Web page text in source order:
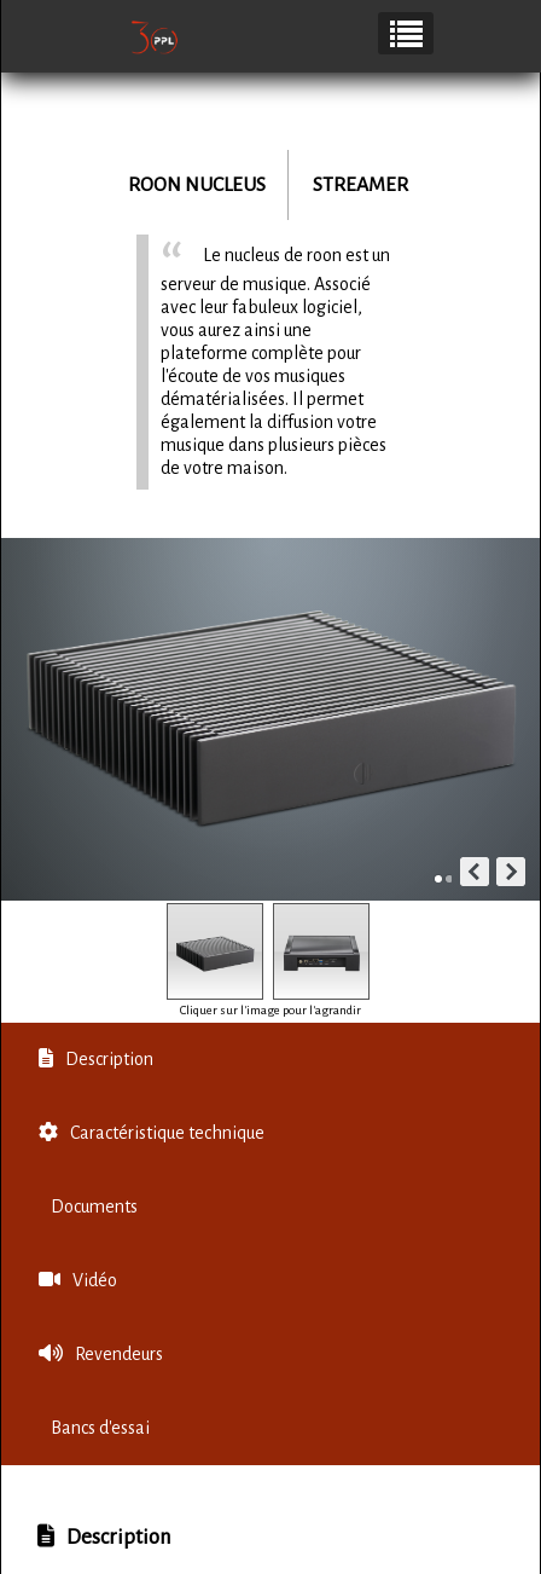
ROON NUCLEUS STREAMER
Le nucleus de roon est un
serveur de musique. Associé
avec leur fabuleux logiciel,
vous aurez ainsi une
plateforme complète pour
l'écoute de vos musiques
dématérialisées. Il permet
également la diffusion votre
musique dans plusieurs pièces
de votre maison.
Cliquer sur l'image pour l'agrandir
Description
Caractéristique technique
Documents
Vidéo
Revendeurs
Bancs d'essai
Description